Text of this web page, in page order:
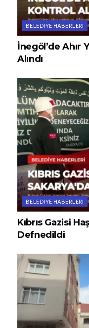
BELEDIYE HABERLERI
İnegöl’de Ahır
Alındı
BELEDIYE HABERLERI
Kıbrıs Gazisi
Defnedildi